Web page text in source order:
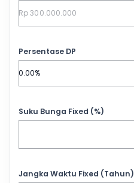
Persentase DP
Suku Bunga Fixed (%)
Jangka Waktu Fixed (Tahun)